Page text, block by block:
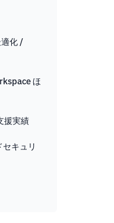
化 /
ほ
援実績
キュリ